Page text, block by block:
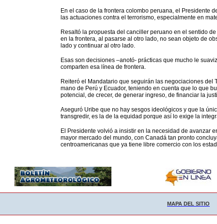
En el caso de la frontera colombo peruana, el Presidente
las actuaciones contra el terrorismo, especialmente en
Resaltó la propuesta del canciller peruano en el sentido
en la frontera, al pasarse al otro lado, no sean objeto de
lado y continuar al otro lado.
Esas son decisiones –anotó- prácticas que mucho le
comparten esa línea de frontera.
Reiteró el Mandatario que seguirán las negociaciones
mano de Perú y Ecuador, teniendo en cuenta que lo que
potencial, de crecer, de generar ingreso, de financiar la
Aseguró Uribe que no hay sesgos ideológicos y que la
transgredir, es la de la equidad porque así lo exige la
El Presidente volvió a insistir en la necesidad de avanzar
mayor mercado del mundo, con Canadá tan pronto
centroamericanas que ya tiene libre comercio con los
MAPA DEL SITIO